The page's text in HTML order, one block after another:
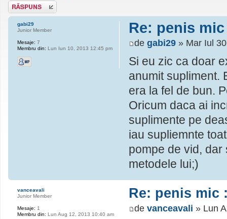
Scrie un răspuns
Re: penis
de gabi29 » Mar Iul
Si eu zic ca doar
anumit supliment.
era la fel de bun.
Oricum daca ai
suplimente pe
iau supliemnte
pompe de vid,
metodele lui;)
gabi29
Junior Member
Mesaje: 7
Membru din: Lun Iun 10, 2013 12:45 pm
Re: penis mic
de vanceavali » Lun
vanceavali
Junior Member
Mesaje: 1
Membru din: Lun Aug 12, 2013 10:40 am